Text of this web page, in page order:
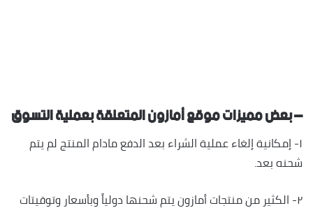
– بعض مميزات موقع أمازون المتعلقة بعملية التسوق
١- إمكانية إلغاء عملية الشراء بعد الدفع مادام المنتج لم يتم
شحنه بعد.
٢- الكثير من منتجات أمازون يتم شحنها دولياً وبأسعار وتوقيتات